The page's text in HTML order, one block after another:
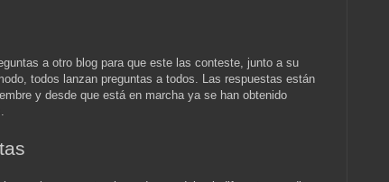
a otro blog para que este las conteste, junto a su
todos lanzan preguntas a todos. Las respuestas están
y desde que está en marcha ya se han obtenido